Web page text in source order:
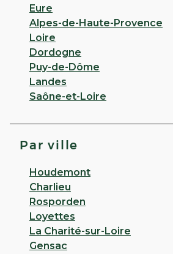
Eure
Alpes-de-Haute-Provence
Loire
Dordogne
Puy-de-Dôme
Landes
Saône-et-Loire
Par ville
Houdemont
Charlieu
Rosporden
Loyettes
La Charité-sur-Loire
Gensac